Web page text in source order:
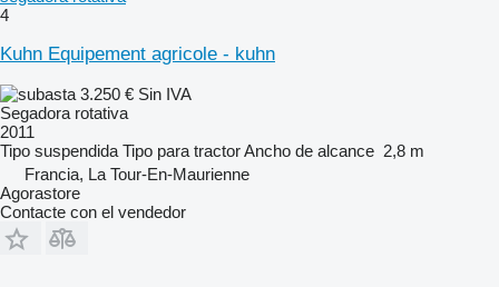
4
Kuhn Equipement agricole - kuhn
3.250 € Sin IVA
Segadora rotativa
2011
Tipo suspendida Tipo para tractorAncho de alcance 2,8 m
Francia, La Tour-En-Maurienne
Agorastore
Contacte con el vendedor